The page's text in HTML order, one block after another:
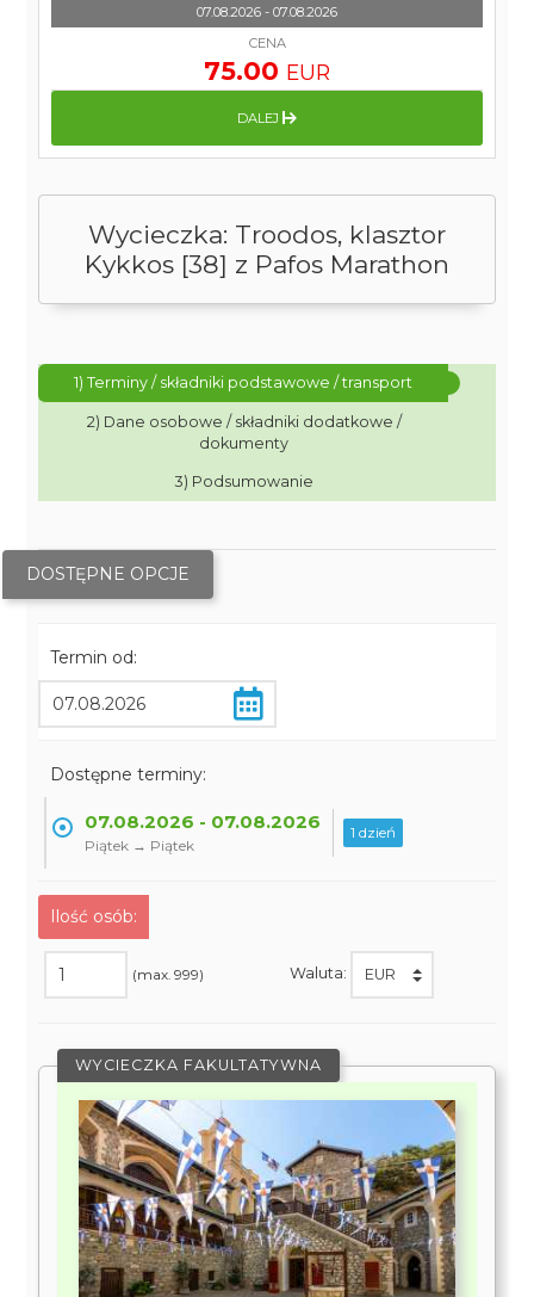
Wycieczka: Troodos, klasztor
Kykkos [38] z Pafos Marathon
1) Terminy / składniki podstawowe / transport
2) Dane osobowe / składniki dodatkowe /
dokumenty
3) Podsumowanie
DOSTĘPNE OPCJE
Termin od:
Dostępne terminy:
07.08.2026 - 07.08.2026
Piątek → Piątek
1 dzień
Ilość osób:
(max. 999) Waluta:
WYCIECZKA FAKULTATYWNA
07.08.2026 - 07.08.2026
CENA
75.00 EUR
DALEJ